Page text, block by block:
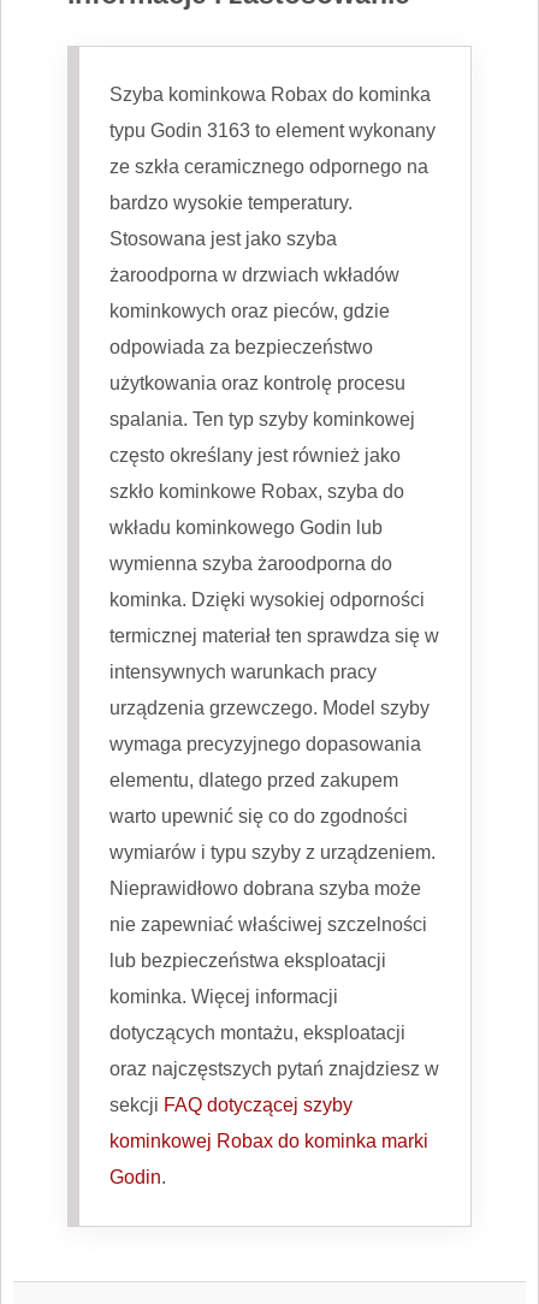
Szyba kominkowa Robax do kominka
typu Godin 3163 to element wykonany
ze szkła ceramicznego odpornego na
bardzo wysokie temperatury.
Stosowana jest jako szyba
żaroodporna w drzwiach wkładów
kominkowych oraz pieców, gdzie
odpowiada za bezpieczeństwo
użytkowania oraz kontrolę procesu
spalania. Ten typ szyby kominkowej
często określany jest również jako
szkło kominkowe Robax, szyba do
wkładu kominkowego Godin lub
wymienna szyba żaroodporna do
kominka. Dzięki wysokiej odporności
termicznej materiał ten sprawdza się w
intensywnych warunkach pracy
urządzenia grzewczego. Model szyby
wymaga precyzyjnego dopasowania
elementu, dlatego przed zakupem
warto upewnić się co do zgodności
wymiarów i typu szyby z urządzeniem.
Nieprawidłowo dobrana szyba może
nie zapewniać właściwej szczelności
lub bezpieczeństwa eksploatacji
kominka. Więcej informacji
dotyczących montażu, eksploatacji
oraz najczęstszych pytań znajdziesz w
sekcji FAQ dotyczącej szyby
kominkowej Robax do kominka marki
Godin.